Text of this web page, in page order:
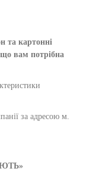
та картонні
вам потрібна
за адресою м.